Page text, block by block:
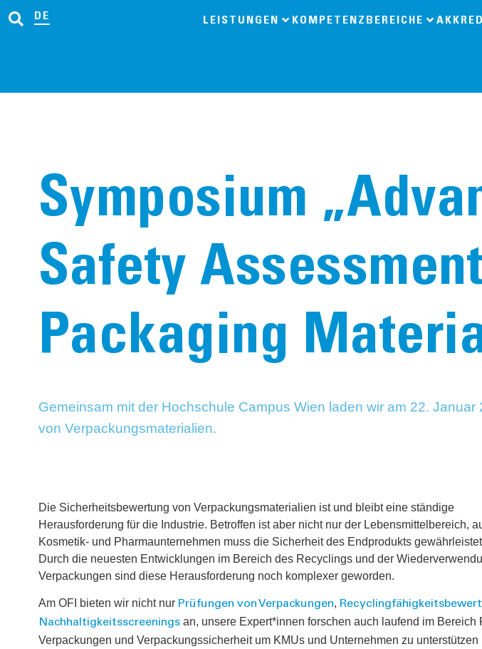
DE LEISTUNGEN KOMPETENZBEREICHE
Symposium
Safety
Packaging
Gemeinsam mit der Hochschule Campus Wien laden wir am 22.
von Verpackungsmaterialien.
Die Sicherheitsbewertung von Verpackungsmaterialien ist und bleibt eine ständige
Herausforderung für die Industrie. Betroffen ist aber nicht nur der Lebensmittelbereich,
Kosmetik- und Pharmaunternehmen muss die Sicherheit des Endprodukts
Durch die neuesten Entwicklungen im Bereich des Recyclings und der
Verpackungen sind diese Herausforderung noch komplexer geworden.
Am OFI bieten wir nicht nur Prüfungen von Verpackungen,
Nachhaltigkeitsscreeningsan, unsere Expert*innen forschen auch laufend im Bereich
Verpackungen und Verpackungssicherheit um KMUs und Unternehmen zu unterstützen